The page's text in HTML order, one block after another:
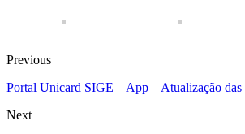
Previous
Portal Unicard SIGE – App – Atualização das
Next